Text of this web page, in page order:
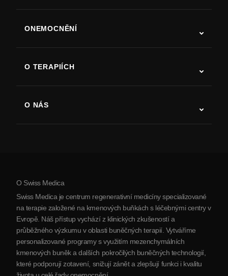
ONEMOCNĚNÍ
Parkinsonova choroba
Artritida
O TERAPIÍCH
O NÁS
O Srbsku
Partnerství
Kontaktujte nás
O Swiss Medica
Swiss Medica je centrum regenerativní medicíny specializované
na terapie založené na kmenových buňkách s léčebnými centry v
Evropě. Náš přístup vychází z klinických zkušeností a
průběžného výzkumu v oblasti buněčných terapií. Vytváříme
personalizované programy s využitím mezenchymálních
kmenových buněk a dalších pokročilých buněčných technologií,
které podporují zotavení, snižují zánět a zlepšují funkci i kvalitu